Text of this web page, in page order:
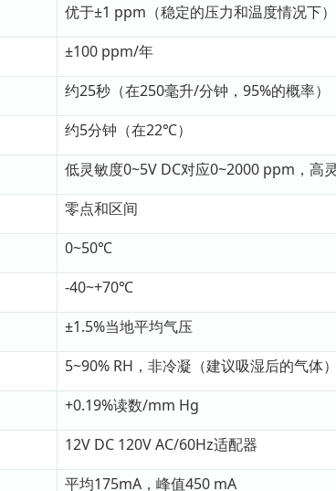
优于±1 ppm（稳定的压力和温度情况下）
±100 ppm/年
约25秒（在250毫升/分钟，95%的概率）
约5分钟（在22℃）
低灵敏度0~5V DC对应0~2000 ppm，高
零点和区间
0~50℃
-40~+70℃
±1.5%当地平均气压
5~90% RH，非冷凝（建议吸湿后的气体）
+0.19%读数/mm Hg
12V DC 120V AC/60Hz适配器
平均175mA，峰值450 mA